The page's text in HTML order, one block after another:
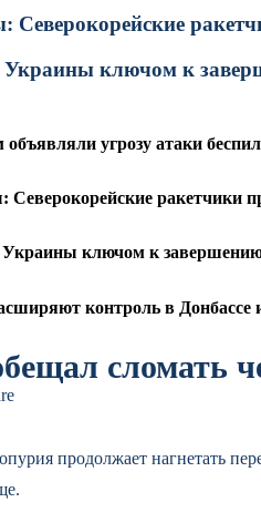
Северокорейские
ключом к
угрозу атаки
ракетчики
ключом к
контроль в
сломать
продолжает нагнетать